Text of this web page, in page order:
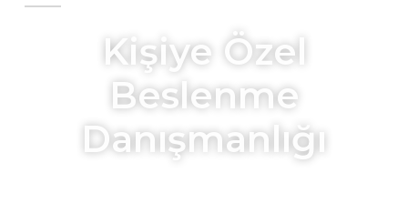
Kişiye Özel
Beslenme
Danışmanlığı